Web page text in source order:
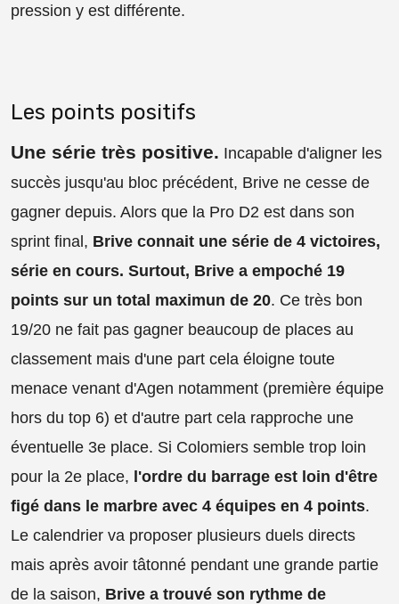
pression y est différente.
Les points positifs
Une série très positive. Incapable d'aligner les
succès jusqu'au bloc précédent, Brive ne cesse de
gagner depuis. Alors que la Pro D2 est dans son
sprint final, Brive connait une série de 4 victoires,
série en cours. Surtout, Brive a empoché 19
points sur un total maximun de 20. Ce très bon
19/20 ne fait pas gagner beaucoup de places au
classement mais d'une part cela éloigne toute
menace venant d'Agen notamment (première équipe
hors du top 6) et d'autre part cela rapproche une
éventuelle 3e place. Si Colomiers semble trop loin
pour la 2e place, l'ordre du barrage est loin d'être
figé dans le marbre avec 4 équipes en 4 points.
Le calendrier va proposer plusieurs duels directs
mais après avoir tâtonné pendant une grande partie
de la saison, Brive a trouvé son rythme de